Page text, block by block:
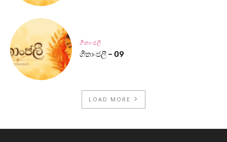
ගීතාංජලී
ගීතාංජලී – 09
LOAD MORE